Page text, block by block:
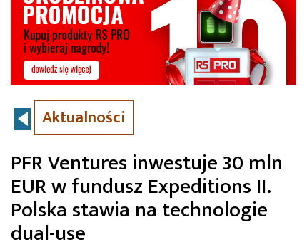
Aktualności
PFR Ventures inwestuje 30 mln
EUR w fundusz Expeditions II.
Polska stawia na technologie
dual-use